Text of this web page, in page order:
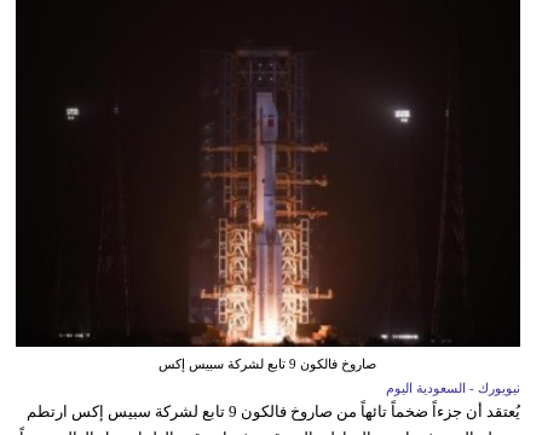
صاروخ فالكون 9 تابع لشركة سبيس إكس
نيويورك - السعودية اليوم
يُعتقد أن جزءاً ضخماً تائهاً من صاروخ فالكون 9 تابع لشركة سبيس إكس ارتطم